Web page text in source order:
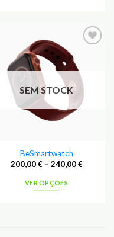
SEM STOCK
BeSmartwatch
200,00€– 240,00€
VER OPÇÕES